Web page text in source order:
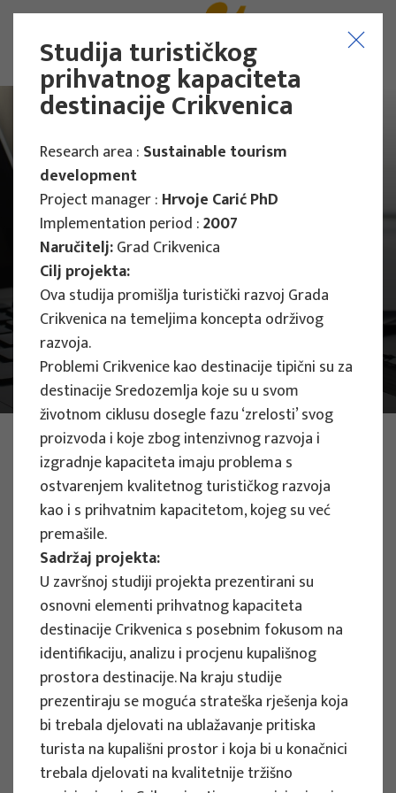
Main Projects Research Projects
PHOTO:ILUSTRATIVNA FOTOGRAFIJA
Projects
Filter
All
Search
RESEARCH PROJECTS
Studija turističkog
prihvatnog kapaciteta
destinacije Crikvenica
Research area : Sustainable tourism
development
Project manager : Hrvoje Carić PhD
Implementation period :2007
Naručitelj:Grad Crikvenica
Cilj projekta:
Ova studija promišlja turistički razvoj Grada
Crikvenica na temeljima koncepta održivog
razvoja.
Problemi Crikvenice kao destinacije tipični su za
destinacije Sredozemlja koje su u svom
životnom ciklusu dosegle fazu ‘zrelosti’ svog
proizvoda i koje zbog intenzivnog razvoja i
izgradnje kapaciteta imaju problema s
ostvarenjem kvalitetnog turističkog razvoja
kao i s prihvatnim kapacitetom, kojeg su već
premašile.
Sadržaj projekta:
U završnoj studiji projekta prezentirani su
osnovni elementi prihvatnog kapaciteta
destinacije Crikvenica s posebnim fokusom na
identifikaciju, analizu i procjenu kupališnog
prostora destinacije. Na kraju studije
prezentiraju se moguća strateška rješenja koja
bi trebala djelovati na ublažavanje pritiska
turista na kupališni prostor i koja bi u konačnici
trebala djelovati na kvalitetnije tržišno